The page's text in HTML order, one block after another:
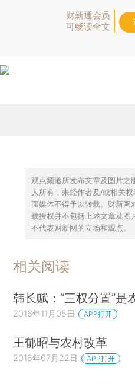
财新通会员
可畅读全文
观点频道所发布文章及图片之
人所有，未经作者及/或相关
面媒体不得予以转载。财新网
载授权并不包括上述文章及图
不代表财新网的立场和观点。
相关阅读
韩长赋：“三权分置”是
2016年11月05日 APP打开
王郁昭与农村改革
2016年07月22日 APP打开